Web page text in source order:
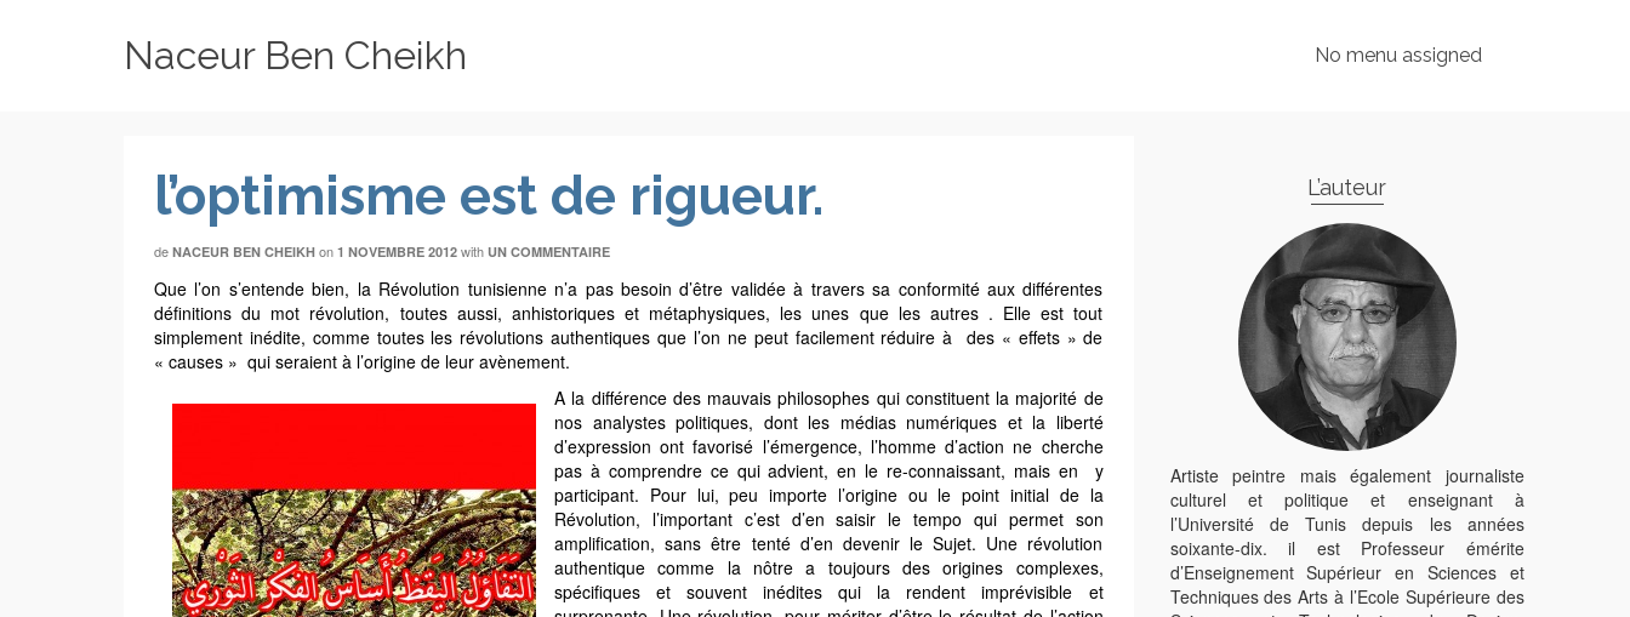
Naceur Ben Cheikh No menu assigned
l’optimisme est de rigueur.
de NACEUR BEN CHEIKH on 1 NOVEMBRE 2012 with UN COMMENTAIRE
Que l’on s’entende bien, la Révolution tunisienne n’a pas besoin d’être validée à travers sa conformité aux différentes
définitions du mot révolution, toutes aussi, anhistoriques et métaphysiques, les unes que les autres . Elle est tout
simplement inédite, comme toutes les révolutions authentiques que l’on ne peut facilement réduire à des « effets » de
« causes » qui seraient à l’origine de leur avènement.
A la différence des mauvais philosophes qui constituent la majorité de
nos analystes politiques, dont les médias numériques et la liberté
d’expression ont favorisé l’émergence, l’homme d’action ne cherche
pas à comprendre ce qui advient, en le re-connaissant, mais en y
participant. Pour lui, peu importe l’origine ou le point initial de la
Révolution, l’important c’est d’en saisir le tempo qui permet son
amplification, sans être tenté d’en devenir le Sujet. Une révolution
authentique comme la nôtre a toujours des origines complexes,
spécifiques et souvent inédites qui la rendent imprévisible et
L’auteur
Artiste peintre mais également journaliste
culturel et politique et enseignant à
l’Université de Tunis depuis les années
soixante-dix. il est Professeur émérite
d’Enseignement Supérieur en Sciences et
Techniques des Arts à l’Ecole Supérieure des